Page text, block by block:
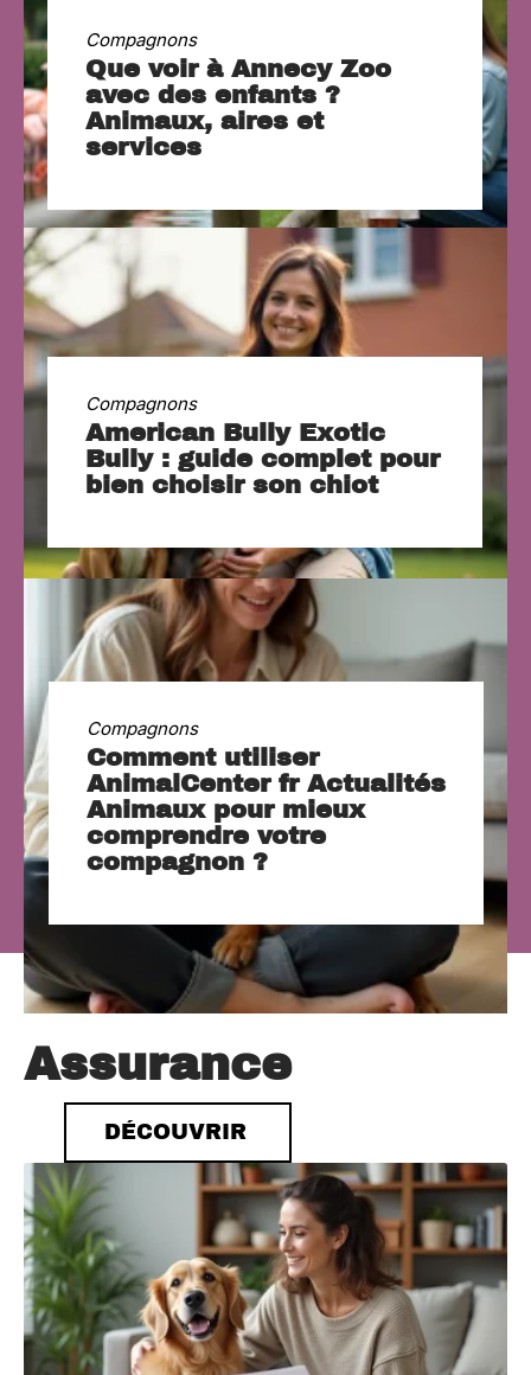
Compagnons
Que voir à Annecy Zoo
avec des enfants ?
Animaux, aires et
services
Compagnons
American Bully Exotic
Bully : guide complet pour
bien choisir son chiot
Compagnons
Comment utiliser
AnimalCenter fr Actualités
Animaux pour mieux
comprendre votre
compagnon ?
Assurance
DÉCOUVRIR